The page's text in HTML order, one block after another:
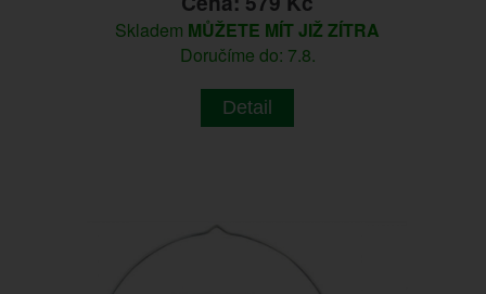
Skladem MŮŽETE MÍT JIŽ ZÍTRA
Doručíme do: 7.8.
Detail